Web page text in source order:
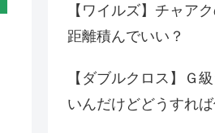
【ワイルズ】チャア
距離積んでいい？
【ダブルクロス】Ｇ
いんだけどどうすれば